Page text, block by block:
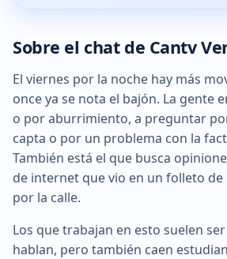
Sobre el chat de Cantv
El viernes por la noche hay más
once ya se nota el bajón. La gente
o por aburrimiento, a preguntar
capta o por un problema con la
También está el que busca
de internet que vio en un folleto
por la calle.
Los que trabajan en esto suelen
hablan, pero también caen